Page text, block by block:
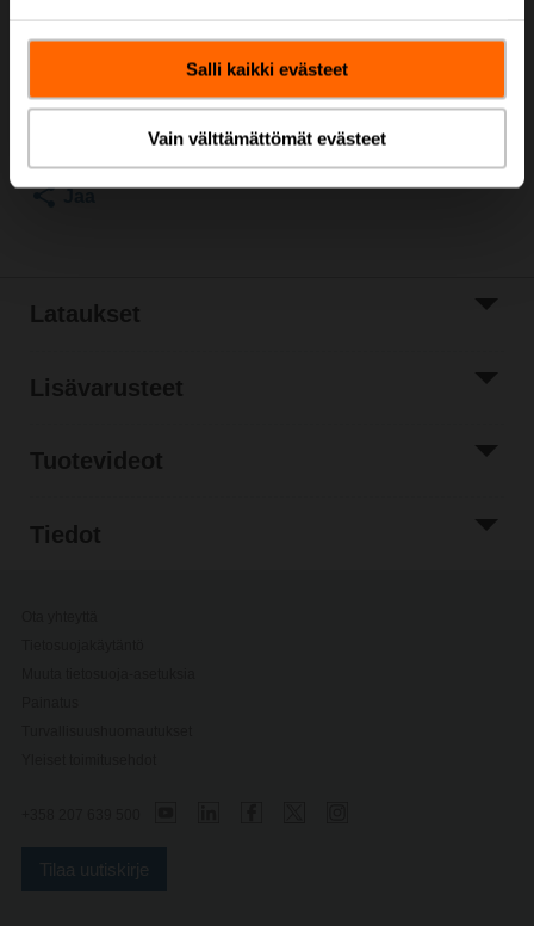
Salli kaikki evästeet
Vain välttämättömät evästeet
Lisää ostoskoriin
projektiluetteloon
Lataukset
Lisävarusteet
Tuotevideot
Tiedot